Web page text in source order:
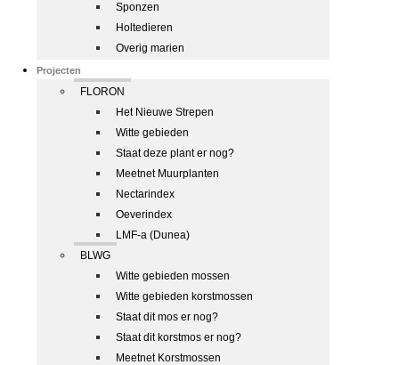
Sponzen
Holtedieren
Overig marien
Projecten
FLORON
Het Nieuwe Strepen
Witte gebieden
Staat deze plant er nog?
Meetnet Muurplanten
Nectarindex
Oeverindex
LMF-a (Dunea)
BLWG
Witte gebieden mossen
Witte gebieden korstmossen
Staat dit mos er nog?
Staat dit korstmos er nog?
Meetnet Korstmossen